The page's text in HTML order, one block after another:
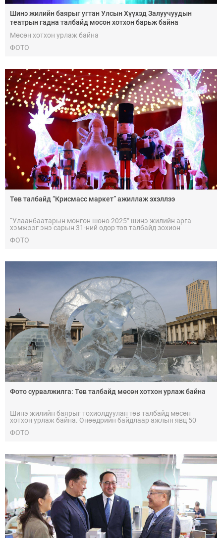
Шинэ жилийн баярыг угтан Улсын Хүүхэд Залуучуудын
театрын гадна талбайд мөсөн хотхон барьж байна
Мөсөн хотхон урлаж байна
ФОТО
Төв талбайд “Крисмасс маркет” ажиллаж эхэллээ
“Улаанбаатарын мөнгөн шөнө 2025” шинэ жилийн арга
хэмжээг энэ сарын 31-ний өдөр төв талбайд зохион
ФОТО
Фото сурвалжилга: Төв талбайд мөсөн хотхон урлаж байна
Шинэ жилийн баярыг тохиолдуулан төв талбайд мөсөн
хотхон урлаж байна. Өнөөдрийн байдлаар ажлын явц 50
дуусгах юм.
ФОТО